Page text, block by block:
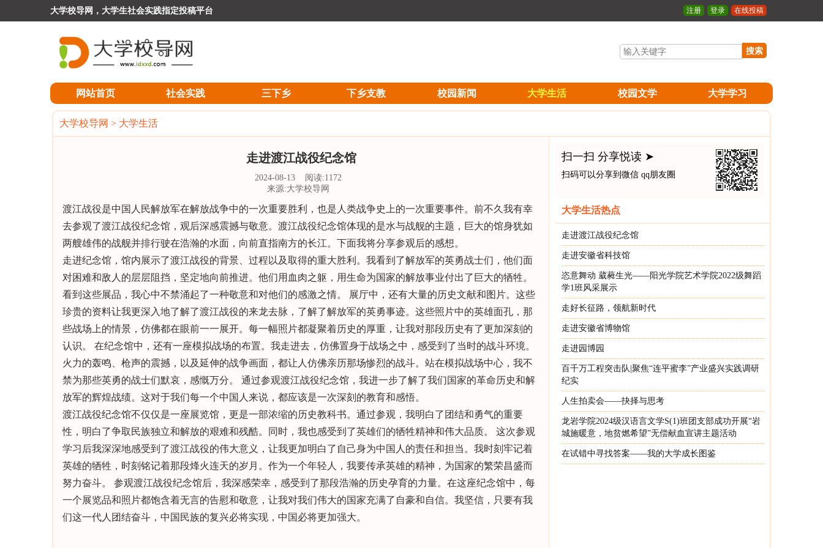
注册 登录 在线投稿
大学校导网，大学生社会实践指定投稿平台
搜索
网站首页 社会实践 三下乡 下乡支教 校园新闻 大学生活 校园文学 大学学习
大学校导网 > 大学生活
走进渡江战役纪念馆
2024-08-13 阅读:1172
来源:大学校导网
渡江战役是中国人民解放军在解放战争中的一次重要胜利，也是人类战争史上的一次重要事件。前不久我有幸
去参观了渡江战役纪念馆，观后深感震撼与敬意。渡江战役纪念馆体现的是水与战舰的主题，巨大的馆身犹如
两艘雄伟的战舰并排行驶在浩瀚的水面，向前直指南方的长江。下面我将分享参观后的感想。
走进纪念馆，馆内展示了渡江战役的背景、过程以及取得的重大胜利。我看到了解放军的英勇战士们，他们面
对困难和敌人的层层阻挡，坚定地向前推进。他们用血肉之躯，用生命为国家的解放事业付出了巨大的牺牲。
看到这些展品，我心中不禁涌起了一种敬意和对他们的感激之情。 展厅中，还有大量的历史文献和图片。这些
珍贵的资料让我更深入地了解了渡江战役的来龙去脉，了解了解放军的英勇事迹。这些照片中的英雄面孔，那
些战场上的情景，仿佛都在眼前一一展开。每一幅照片都凝聚着历史的厚重，让我对那段历史有了更加深刻的
认识。 在纪念馆中，还有一座模拟战场的布置。我走进去，仿佛置身于战场之中，感受到了当时的战斗环境。
火力的轰鸣、枪声的震撼，以及延伸的战争画面，都让人仿佛亲历那场惨烈的战斗。站在模拟战场中心，我不
禁为那些英勇的战士们默哀，感慨万分。 通过参观渡江战役纪念馆，我进一步了解了我们国家的革命历史和解
放军的辉煌战绩。这对于我们每一个中国人来说，都应该是一次深刻的教育和感悟。
渡江战役纪念馆不仅仅是一座展览馆，更是一部浓缩的历史教科书。通过参观，我明白了团结和勇气的重要
性，明白了争取民族独立和解放的艰难和残酷。同时，我也感受到了英雄们的牺牲精神和伟大品质。 这次参观
学习后我深深地感受到了渡江战役的伟大意义，让我更加明白了自己身为中国人的责任和担当。我时刻牢记着
英雄的牺牲，时刻铭记着那段烽火连天的岁月。作为一个年轻人，我要传承英雄的精神，为国家的繁荣昌盛而
努力奋斗。 参观渡江战役纪念馆后，我深感荣幸，感受到了那段浩瀚的历史孕育的力量。在这座纪念馆中，每
一个展览品和照片都饱含着无言的告慰和敬意，让我对我们伟大的国家充满了自豪和自信。我坚信，只要有我
们这一代人团结奋斗，中国民族的复兴必将实现，中国必将更加强大。
扫一扫 分享悦读 ➤
扫码可以分享到微信 qq朋友圈
大学生活热点
走进渡江战役纪念馆
走进安徽省科技馆
恣意舞动 葳蕤生光——阳光学院艺术学院2022级舞蹈
学1班风采展示
走好长征路，领航新时代
走进安徽省博物馆
走进园博园
百千万工程突击队|聚焦“连平蜜李”产业盛兴实践调研
纪实
人生拍卖会——抉择与思考
龙岩学院2024级汉语言文学S(1)班团支部成功开展“岩
城施暖意，地贫燃希望”无偿献血宣讲主题活动
在试错中寻找答案——我的大学成长图鉴